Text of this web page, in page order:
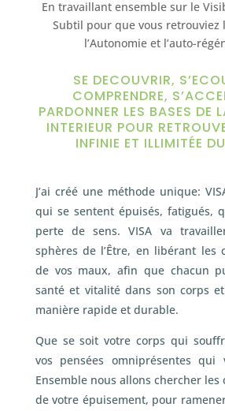
En travaillant ensemble sur le
Subtil pour que vous retrouviez
l’Autonomie et l’auto-
SE DECOUVRIR,
COMPRENDRE,
PARDONNER LES BASES DE
INTERIEUR POUR
INFINIE ET ILLIMITÉE
J’ai créé une méthode unique:
qui se sentent épuisés, fatigués,
perte de sens. VISA va
sphères de l’Être, en libérant les
de vos maux, afin que chacun
santé et vitalité dans son corps
manière rapide et durable.
Que se soit votre corps qui
vos pensées omniprésentes qui
Ensemble nous allons chercher les
de votre épuisement, pour